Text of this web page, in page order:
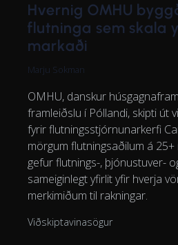
Hvernig OMHU
flutninga sem skala
markaði
Marju Sokman
OMHU, danskur
framleiðslu í Póllandi, skipti út
fyrir flutningsstjórnunarkerfi
mörgum flutningsaðilum á
gefur flutnings-, þjónustuver-
sameiginlegt yfirlit yfir hverja
merkimiðum til rakningar.
Viðskiptavinasögur